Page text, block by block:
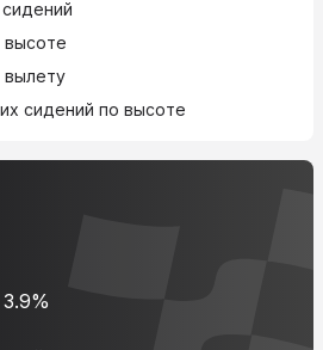
высоте
вылету
сидений по высоте